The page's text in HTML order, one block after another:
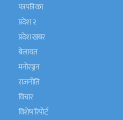
पत्रपत्रिका
प्रदेश २
प्रदेश खबर
बेलायत
मनाेरञ्जन
राजनीति
विचार
विशेष रिपोर्ट